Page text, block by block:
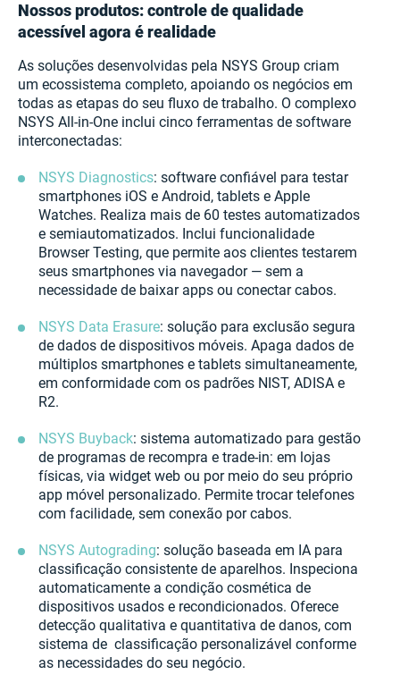
Nossos produtos: controle de qualidade
acessível agora é realidade
As soluções desenvolvidas pela NSYS Group criam
um ecossistema completo, apoiando os negócios em
todas as etapas do seu fluxo de trabalho. O complexo
NSYS All-in-One inclui cinco ferramentas de software
interconectadas:
NSYS Diagnostics: software confiável para testar
smartphones iOS e Android, tablets e Apple
Watches. Realiza mais de 60 testes automatizados
e semiautomatizados. Inclui funcionalidade
Browser Testing, que permite aos clientes testarem
seus smartphones via navegador — sem a
necessidade de baixar apps ou conectar cabos.
NSYS Data Erasure: solução para exclusão segura
de dados de dispositivos móveis. Apaga dados de
múltiplos smartphones e tablets simultaneamente,
em conformidade com os padrões NIST, ADISA e
R2.
NSYS Buyback: sistema automatizado para gestão
de programas de recompra e trade-in: em lojas
físicas, via widget web ou por meio do seu próprio
app móvel personalizado. Permite trocar telefones
com facilidade, sem conexão por cabos.
NSYS Autograding: solução baseada em IA para
classificação consistente de aparelhos. Inspeciona
automaticamente a condição cosmética de
dispositivos usados e recondicionados. Oferece
detecção qualitativa e quantitativa de danos, com
sistema de classificação personalizável conforme
as necessidades do seu negócio.